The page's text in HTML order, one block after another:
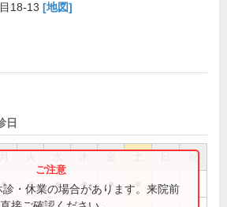
18-13 [地図]
日
祝
● ● ● ● ●
・休業の場合があります。来院前